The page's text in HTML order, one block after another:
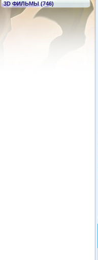
3D ФИЛЬМЫ (746)